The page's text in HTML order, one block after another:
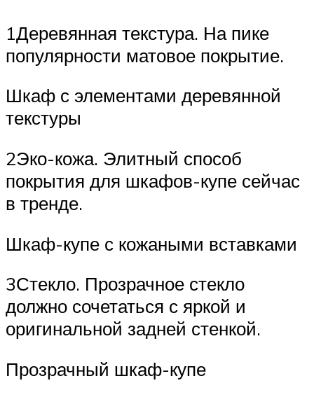
1Деревянная текстура. На пике
популярности матовое покрытие.
Шкаф с элементами деревянной
текстуры
2Эко-кожа. Элитный способ
покрытия для шкафов-купе сейчас
в тренде.
Шкаф-купе с кожаными вставками
3Стекло. Прозрачное стекло
должно сочетаться с яркой и
оригинальной задней стенкой.
Прозрачный шкаф-купе